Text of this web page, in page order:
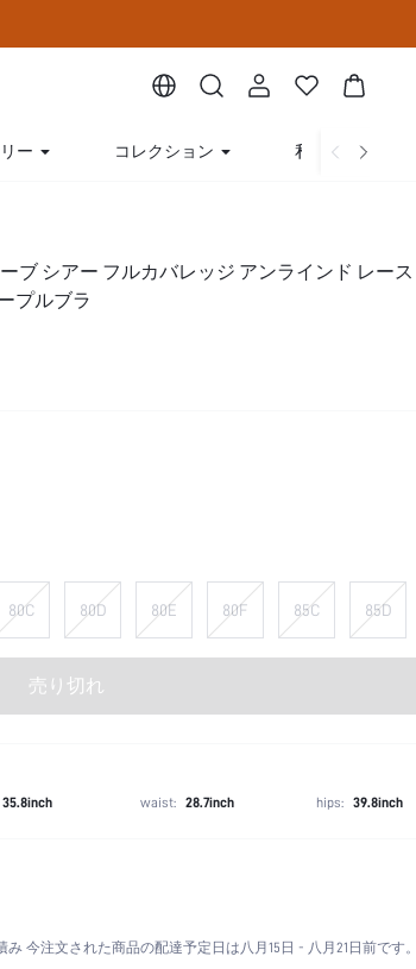
ー コレクション 私たちについて
ブ シアー フルカバレッジ アンラインド レー
プルブラ
80C 80D 80E 80F 85C 85D
売り切れ
35.8inch waist: 28.7inch hips: 39.8inch
み 今注文された商品の配達予定日は八月15日 - 八月21日前です